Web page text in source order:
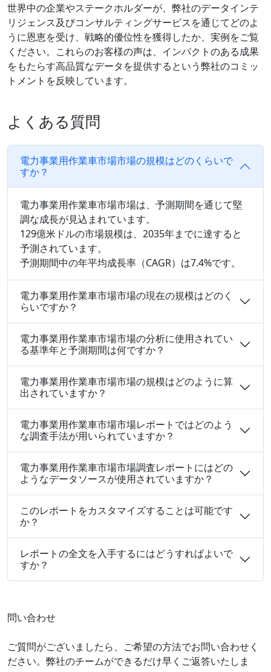
世界中の企業やステークホルダーが、弊社のデータインテ
リジェンス及びコンサルティングサービスを通じてどのよ
うに恩恵を受け、戦略的優位性を獲得したか、実例をご覧
ください。これらのお客様の声は、インパクトのある成果
をもたらす高品質なデータを提供するという弊社のコミッ
トメントを反映しています。
よくある質問
電力事業用作業車市場市場の規模はどのくらいで
すか？
電力事業用作業車市場市場は、予測期間を通じて堅
調な成長が見込まれています。
129億米ドルの市場規模は、2035年までに達すると
予測されています。
予測期間中の年平均成長率（CAGR）は7.4%です。
電力事業用作業車市場市場の現在の規模はどのく
らいですか？
電力事業用作業車市場市場の分析に使用されてい
る基準年と予測期間は何ですか？
電力事業用作業車市場市場の規模はどのように算
出されていますか？
電力事業用作業車市場市場レポートではどのよう
な調査手法が用いられていますか？
電力事業用作業車市場市場調査レポートにはどの
ようなデータソースが使用されていますか？
このレポートをカスタマイズすることは可能です
か？
レポートの全文を入手するにはどうすればよいで
すか？
問い合わせ
ご質問がございましたら、ご希望の方法でお問い合わせく
ださい。弊社のチームができるだけ早くご返答いたしま